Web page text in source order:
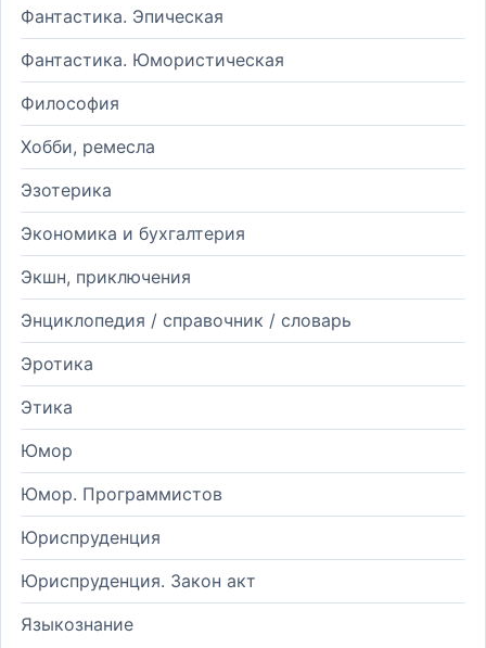
Фантастика. Эпическая
Фантастика. Юмористическая
Философия
Хобби, ремесла
Эзотерика
Экономика и бухгалтерия
Экшн, приключения
Энциклопедия / справочник / словарь
Эротика
Этика
Юмор
Юмор. Программистов
Юриспруденция
Юриспруденция. Закон акт
Языкознание